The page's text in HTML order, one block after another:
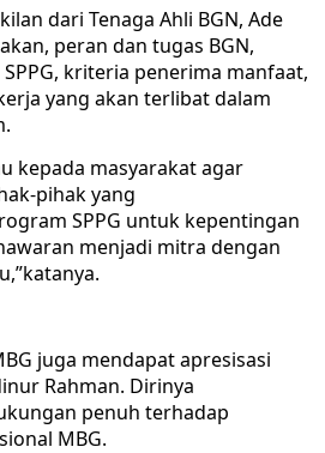
dari Tenaga Ahli BGN, Ade
peran dan tugas BGN,
kriteria penerima manfaat,
yang akan terlibat dalam
kepada masyarakat agar
pihak yang
SPPG untuk kepentingan
menjadi mitra dengan
juga mendapat apresisasi
Rahman. Dirinya
penuh terhadap
MBG.